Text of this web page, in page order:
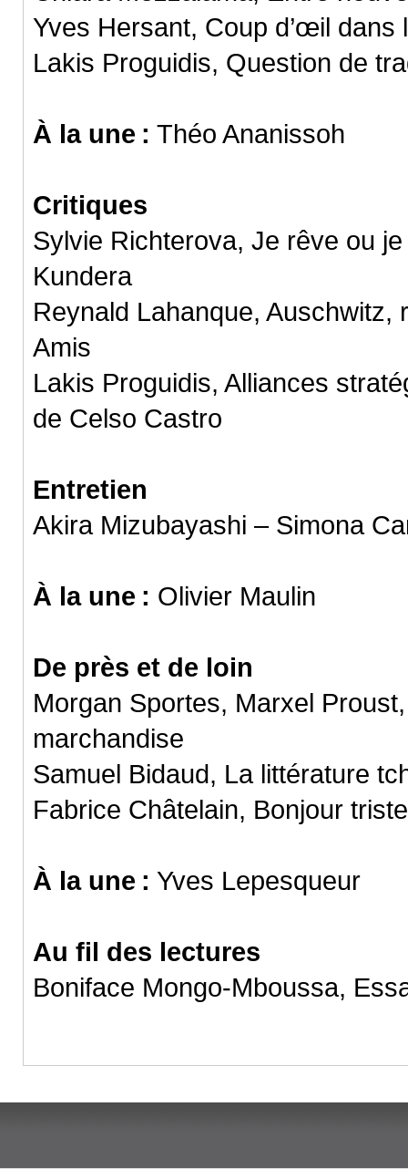
Yves Hersant, Coup d’œil dans
Lakis Proguidis, Question de
À la une : Théo Ananissoh
Critiques
Sylvie Richterova, Je rêve ou
Kundera
Reynald Lahanque, Auschwitz,
Amis
Lakis Proguidis, Alliances
de Celso Castro
Entretien
Akira Mizubayashi – Simona
À la une : Olivier Maulin
De près et de loin
Morgan Sportes, Marxel
marchandise
Samuel Bidaud, La littérature
Fabrice Châtelain, Bonjour
À la une : Yves Lepesqueur
Au fil des lectures
Boniface Mongo-Mboussa,